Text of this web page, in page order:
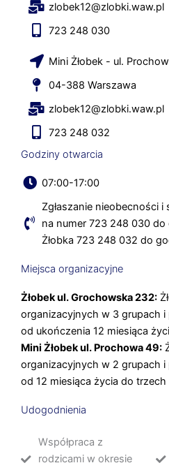
zlobek12@zlobki.waw.pl
723 248 030
Mini Żłobek - ul.
04-388 Warszawa
zlobek12@zlobki.waw.pl
723 248 032
Godziny otwarcia
07:00-17:00
Zgłaszanie nieobecności
na numer 723 248 030
Żłobka 723 248 032 do
Miejsca organizacyjne
Żłobek ul. Grochowska 232:
organizacyjnych w 3 grupach
od ukończenia 12 miesiąca
Mini Żłobek ul. Prochowa 49:
organizacyjnych w 2 grupach
od 12 miesiąca życia do trzech
Udogodnienia
Współpraca z
rodzicami w okresie